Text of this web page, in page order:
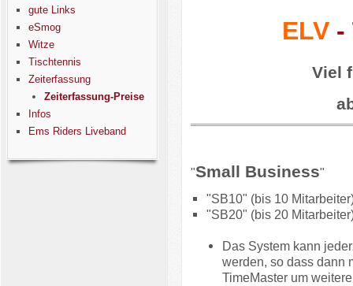
gute Links
eSmog
Witze
Tischtennis
Zeiterfassung
Zeiterfassung-Preise
Infos
Ems Riders Liveband
ELV -
Viel
"Small Business"
"SB10" (bis 10
"SB20" (bis 20
Das System kann
werden, so dass dann
TimeMaster um